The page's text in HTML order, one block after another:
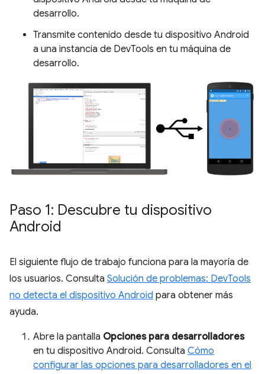
desarrollo.
Transmite contenido desde tu dispositivo Android
a una instancia de DevTools en tu máquina de
desarrollo.
Paso 1: Descubre tu dispositivo
Android
El siguiente flujo de trabajo funciona para la mayoría de
los usuarios. Consulta Solución de problemas: DevTools
no detecta el dispositivo Android para obtener más
ayuda.
Abre la pantalla Opciones para desarrolladores
en tu dispositivo Android. Consulta Cómo
configurar las opciones para desarrolladores en el